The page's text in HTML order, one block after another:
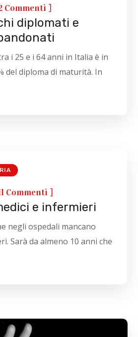
Commenti ]
diplomati e
i 25 e i 64 anni in Italia è in
del diploma di maturità. In
Commenti ]
e infermieri
negli ospedali mancano
Sarà da almeno 10 anni che